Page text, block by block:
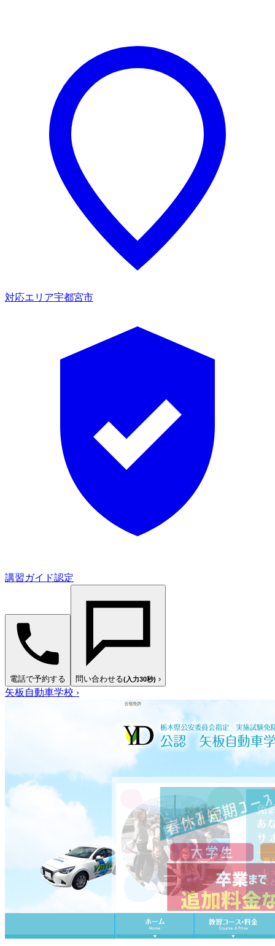
対応エリア宇都宮市
講習ガイド認定
電話で予約する 問い合わせる(入力30秒) ›
矢板自動車学校 ›